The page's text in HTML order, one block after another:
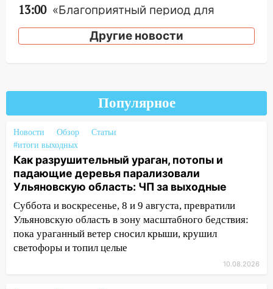
13:00 «Благоприятный период для
знаков зодиака на неделю с 10 по 16
В Ульяновской области ожидается
12:11 Где есть бензин в Ульяновске 9
августа: список АЗС
11:55 Соцсети: светофор упал на
машину во время сильного ливня в
Ульяновске
11:00 В Ульяновской области люди в
СНТ сидят без света
Другие новости
Популярное
Новости Обзор
Статьи
#итоги выходных
Как разрушительный ураган, потопы и
падающие деревья парализовали
Ульяновскую область: ЧП за выходные
Суббота и воскресенье, 8 и 9 августа, превратили
Ульяновскую область в зону масштабного бедствия:
пока ураганный ветер сносил крыши, крушил
светофоры и топил целые
10.08.2026